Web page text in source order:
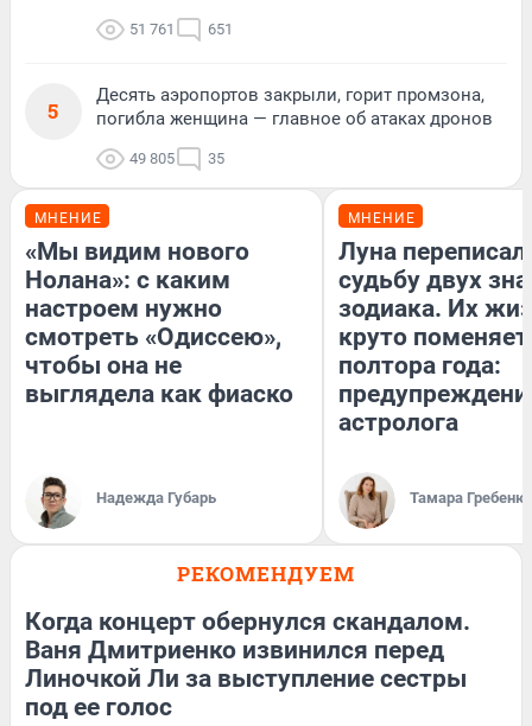
51 761 651
5
Десять аэропортов закрыли, горит промзона,
погибла женщина — главное об атаках дронов
49 805 35
МНЕНИЕ
«Мы видим нового
Нолана»: с каким
настроем нужно
смотреть «Одиссею»,
чтобы она не
выглядела как фиаско
Надежда Губарь
МНЕНИЕ
Луна
судьбу двух
зодиака. Их
круто
полтора года:
астролога
Тамара
РЕКОМЕНДУЕМ
Когда концерт обернулся скандалом.
Ваня Дмитриенко извинился перед
Линочкой Ли за выступление сестры
под ее голос